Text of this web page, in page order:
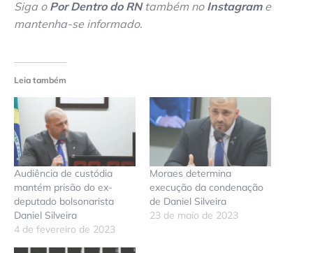
Siga o Por Dentro do RNtambém no Instagrame
mantenha-se informado.
Leia também
Audiência de custódia
mantém prisão do ex-
deputado bolsonarista
Daniel Silveira
4 de fevereiro de 2023
Moraes determina
execução da condenação
de Daniel Silveira
23 de maio de 2023